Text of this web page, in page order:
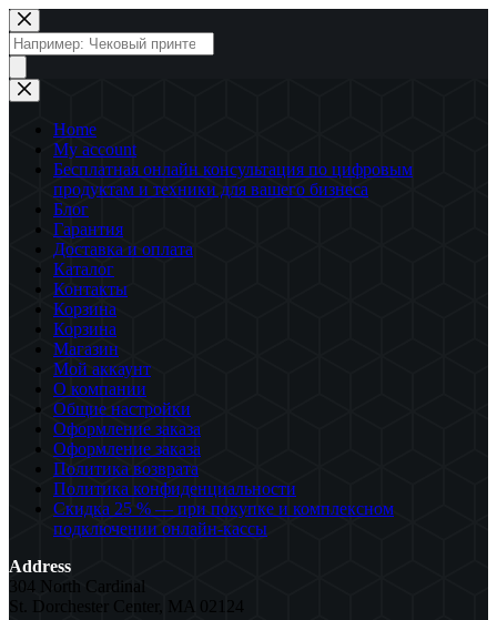
Перейти
к
сути
Поиск
товаров
Home
My account
Бесплатная онлайн консультация по цифровым
продуктам и техники для вашего бизнеса
Блог
Гарантия
Доставка и оплата
Каталог
Контакты
Корзина
Корзина
Магазин
Мой аккаунт
О компании
Общие настройки
Оформление заказа
Оформление заказа
Политика возврата
Политика конфиденциальности
Скидка 25 % — при покупке и комплексном
подключении онлайн-кассы
Address
304 North Cardinal
St. Dorchester Center, MA 02124